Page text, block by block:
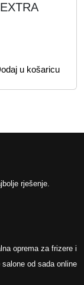
u košaricu
rješenje.
oprema za frizere i
od sada online